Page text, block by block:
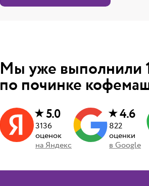
Мы уже выполнили
по починке
★5.0
3136
оценок
наЯндекс
★4.6
822
оценки
вGoogle